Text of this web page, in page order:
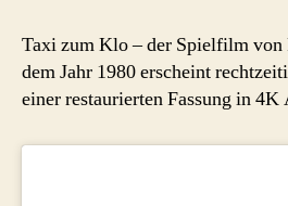
Taxi zum Klo – der Spielfilm von
dem Jahr 1980 erscheint
einer restaurierten Fassung in